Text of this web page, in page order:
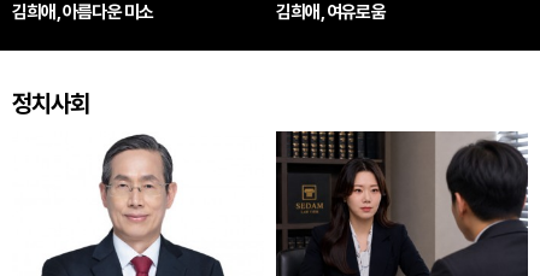
김희애, 아름다운 미소 김희애, 여유로움
정치사회